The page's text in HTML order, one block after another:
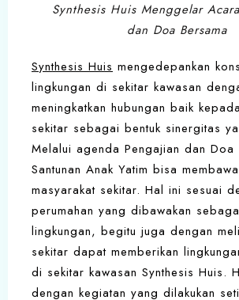
Synthesis Huis Menggelar
dan Doa Bersama
Synthesis Huis mengedepankan
lingkungan di sekitar kawasan
meningkatkan hubungan baik
sekitar sebagai bentuk sinergitas
Melalui agenda Pengajian dan Doa
Santunan Anak Yatim bisa
masyarakat sekitar. Hal ini sesuai
perumahan yang dibawakan
lingkungan, begitu juga dengan
sekitar dapat memberikan
di sekitar kawasan Synthesis Huis.
dengan kegiatan yang dilakukan